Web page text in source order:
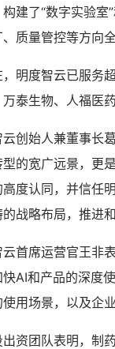
建了“数字实验室
质量管控等方向
，明度智云已服务
泰生物、人福医
云创始人兼董事长
型的宽广远景，更
高度认同，并信任
战略布局，推进
云首席运营官王非
快AI和产品的深度
用场景，以及企
资团队表明，制